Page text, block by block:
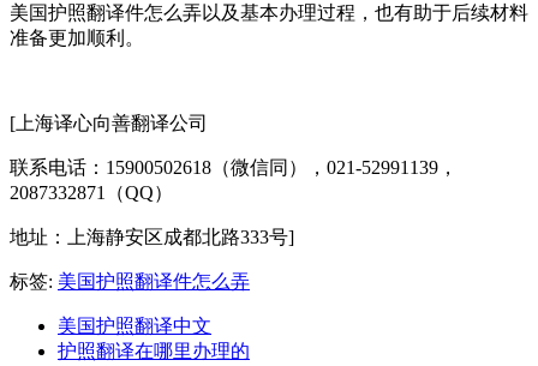
美国护照翻译件怎么弄以及基本办理过程，也有助于后续材料
准备更加顺利。
[上海译心向善翻译公司
联系电话：15900502618（微信同），021-52991139，
2087332871（QQ）
地址：上海静安区成都北路333号]
标签: 美国护照翻译件怎么弄
美国护照翻译中文
护照翻译在哪里办理的